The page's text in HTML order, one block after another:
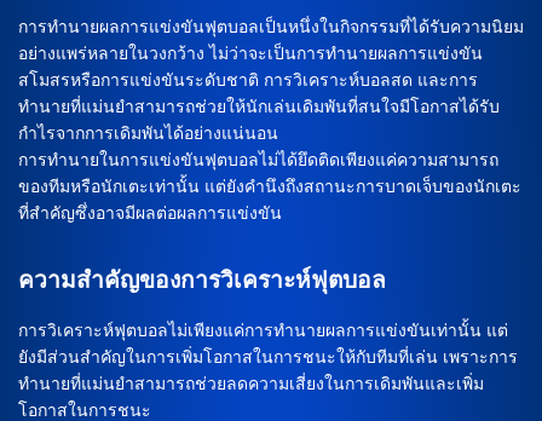
การทำนายผลการแข่งขันฟุตบอลเป็นหนึ่งในกิจกรรมที่ได้รับความนิยม
อย่างแพร่หลายในวงกว้าง ไม่ว่าจะเป็นการทำนายผลการแข่งขัน
สโมสรหรือการแข่งขันระดับชาติ การวิเคราะห์บอลสด และการ
ทำนายที่แม่นยำสามารถช่วยให้นักเล่นเดิมพันที่สนใจมีโอกาสได้รับ
กำไรจากการเดิมพันได้อย่างแน่นอน
การทำนายในการแข่งขันฟุตบอลไม่ได้ยึดติดเพียงแค่ความสามารถ
ของทีมหรือนักเตะเท่านั้น แต่ยังคำนึงถึงสถานะการบาดเจ็บของนักเตะ
ที่สำคัญซึ่งอาจมีผลต่อผลการแข่งขัน
ความสำคัญของการวิเคราะห์ฟุตบอล
การวิเคราะห์ฟุตบอลไม่เพียงแค่การทำนายผลการแข่งขันเท่านั้น แต่
ยังมีส่วนสำคัญในการเพิ่มโอกาสในการชนะให้กับทีมที่เล่น เพราะการ
ทำนายที่แม่นยำสามารถช่วยลดความเสี่ยงในการเดิมพันและเพิ่ม
โอกาสในการชนะ